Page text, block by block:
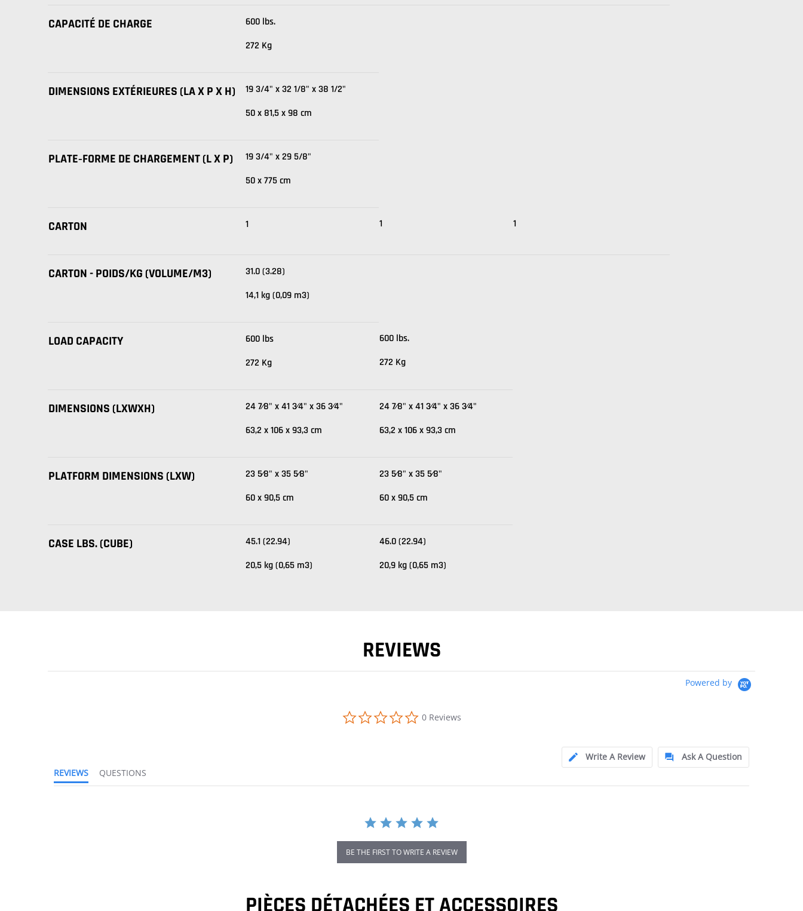
CAPACITÉ DE CHARGE
600 lbs.
272 Kg
DIMENSIONS EXTÉRIEURES (LA X P X H)
19 3/4" x 32 1/8" x 38 1/2"
50 x 81,5 x 98 cm
PLATE‑FORME DE CHARGEMENT (L X P)
19 3/4" x 29 5/8"
50 x 775 cm
CARTON 1 1 1
CARTON - POIDS/KG (VOLUME/M3)
31.0 (3.28)
14,1 kg (0,09 m3)
LOAD CAPACITY
600 lbs
272 Kg
600 lbs.
272 Kg
DIMENSIONS (LXWXH)
24 7⁄8" x 41 3⁄4" x 36 3⁄4"
63,2 x 106 x 93,3 cm
24 7⁄8" x 41 3⁄4" x 36 3⁄4"
63,2 x 106 x 93,3 cm
PLATFORM DIMENSIONS (LXW)
23 5⁄8" x 35 5⁄8"
60 x 90,5 cm
23 5⁄8" x 35 5⁄8"
60 x 90,5 cm
CASE LBS. (CUBE)
45.1 (22.94)
20,5 kg (0,65 m3)
46.0 (22.94)
20,9 kg (0,65 m3)
REVIEWS
Powered by
0.0 star rating
0 Reviews
Write A Review
Ask A Question
REVIEWS
QUESTIONS
BE THE FIRST TO WRITE A REVIEW
PIÈCES DÉTACHÉES ET ACCESSOIRES